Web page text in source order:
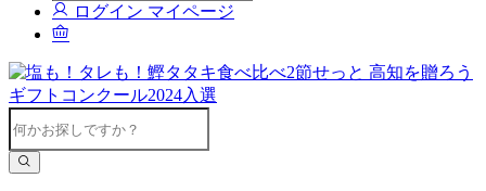
ログイン マイページ